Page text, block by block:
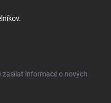
zasílat informace o nových